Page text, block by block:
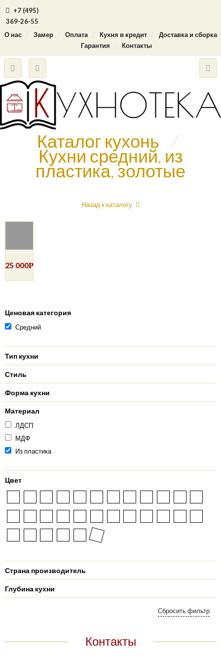
+7 (495)
369-26-55
О нас
Замер Оплата Кухня в кредит
Доставка и сборка
Гарантия
Контакты
Каталог кухонь /
Кухни средний, из
пластика, золотые
Назад к каталогу
25 000Р
Ценовая категория
Средний
Тип кухни
Стиль
Форма кухни
Материал
ЛДСП
МДФ
Из пластика
Цвет
Страна производитель
Глубина кухни
Контакты